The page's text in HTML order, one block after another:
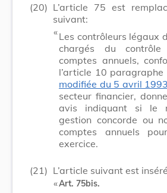
(20) L’article 75 est
suivant:
​ «Les contrôleurs légaux
chargés du
comptes annuels,
l’article 10 paragraphe
modifiée du 5 avril 1993
secteur financier,
avis indiquant si le
gestion concorde ou
comptes annuels
exercice.
(21) L’article suivant est
​ «Art. 75bis.